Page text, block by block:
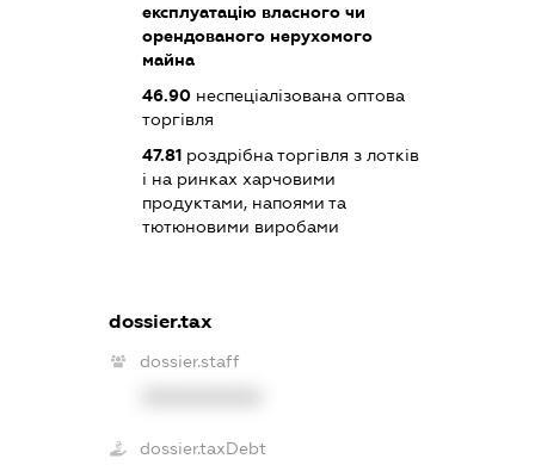
експлуатацію власного чи
орендованого нерухомого
майна
46.90неспеціалізована оптова
торгівля
47.81роздрібна торгівля з лотків
і на ринках харчовими
продуктами, напоями та
тютюновими виробами
dossier.tax
dossier.staff
dossier.taxDebt